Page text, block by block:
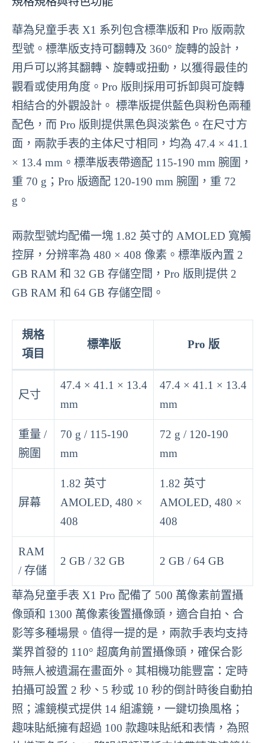
華為兒童手表 X1 系列包含標準版和 Pro 版兩款
型號。標準版支持可翻轉及 360° 旋轉的設計，
用戶可以將其翻轉、旋轉或扭動，以獲得最佳的
觀看或使用角度。Pro 版則採用可拆卸與可旋轉
相結合的外觀設計。 標準版提供藍色與粉色兩種
配色，而 Pro 版則提供黑色與淡紫色。在尺寸方
面，兩款手表的主体尺寸相同，均為 47.4 × 41.1
× 13.4 mm。標準版表帶適配 115-190 mm 腕圍，
重 70 g；Pro 版適配 120-190 mm 腕圍，重 72
g。
兩款型號均配備一塊 1.82 英寸的 AMOLED 寬觸
控屏，分辨率為 480 × 408 像素。標準版內置 2
GB RAM 和 32 GB 存儲空間，Pro 版則提供 2
GB RAM 和 64 GB 存儲空間。
規格
項目
標準版 Pro 版
尺寸
47.4 × 41.1 × 13.4
mm
47.4 × 41.1 × 13.4
mm
重量 /
腕圍
70 g / 115-190
mm
72 g / 120-190
mm
屏幕
1.82 英寸
AMOLED, 480 ×
408
1.82 英寸
AMOLED, 480 ×
408
RAM
/ 存儲
2 GB / 32 GB 2 GB / 64 GB
華為兒童手表 X1 Pro 配備了 500 萬像素前置攝
像頭和 1300 萬像素後置攝像頭，適合自拍、合
影等多種場景。值得一提的是，兩款手表均支持
業界首發的 110° 超廣角前置攝像頭，確保合影
時無人被遺漏在畫面外。其相機功能豐富：定時
拍攝可設置 2 秒、5 秒或 10 秒的倒計時後自動拍
照；濾鏡模式提供 14 組濾鏡，一鍵切換風格；
趣味貼紙擁有超過 100 款趣味貼紙和表情，為照